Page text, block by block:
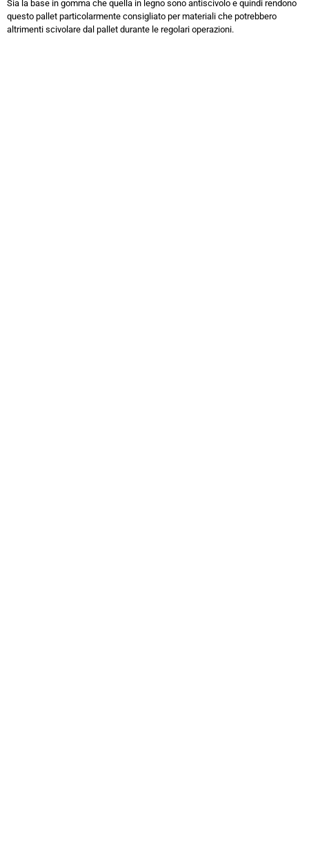
Sia la base in gomma che quella in legno sono antiscivolo e quindi rendono
questo pallet particolarmente consigliato per materiali che potrebbero
altrimenti scivolare dal pallet durante le regolari operazioni.